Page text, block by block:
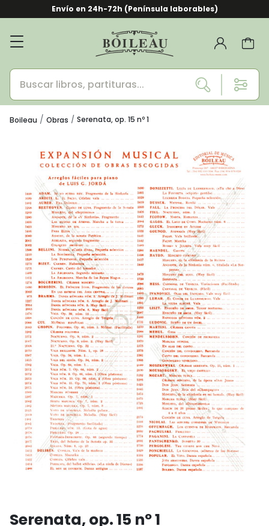
Envío en 24h-72h (Península laborables)
Boileau Obras Serenata, op. 15 nº 1
Serenata, op. 15 nº 1